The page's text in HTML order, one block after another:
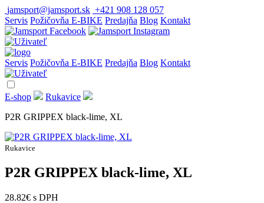
jamsport@jamsport.sk +421 908 128 057
Servis Požičovňa E-BIKE Predajňa Blog Kontakt
Servis Požičovňa E-BIKE Predajňa Blog Kontakt
E-shop
Rukavice
P2R GRIPPEX black-lime, XL
Rukavice
P2R GRIPPEX black-lime, XL
28.82€ s DPH